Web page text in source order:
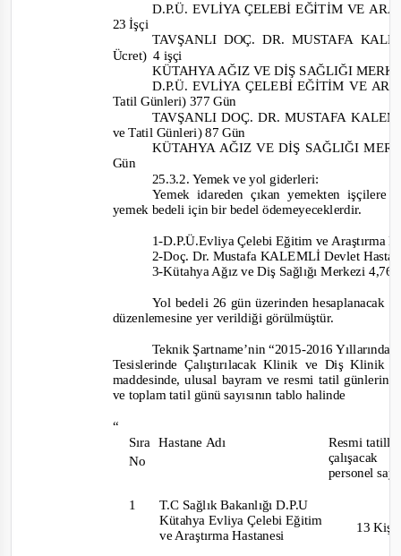
D.P.Ü. EVLİYA ÇELEBİ EĞİTİM VE
23 İşçi
TAVŞANLI DOÇ. DR. MUSTAFA
Ücret) 4 işçi
KÜTAHYA AĞIZ VE DİŞ SAĞLIĞI
D.P.Ü. EVLİYA ÇELEBİ EĞİTİM VE
Tatil Günleri) 377 Gün
TAVŞANLI DOÇ. DR. MUSTAFA
ve Tatil Günleri) 87 Gün
KÜTAHYA AĞIZ VE DİŞ SAĞLIĞI
Gün
25.3.2. Yemek ve yol giderleri:
Yemek idareden çıkan yemekten
yemek bedeli için bir bedel ödemeyeceklerdir.
1-D.P.Ü.Evliya Çelebi Eğitim ve Araştırma
2-Doç. Dr. Mustafa KALEMLİ Devlet
3-Kütahya Ağız ve Diş Sağlığı Merkezi
Yol bedeli 26 gün üzerinden hesaplanacak
düzenlemesine yer verildiği görülmüştür.
Teknik Şartname’nin “2015-2016 Yıllarında
Tesislerinde Çalıştırılacak Klinik ve Diş Klinik
maddesinde, ulusal bayram ve resmi tatil
ve toplam tatil günü sayısının tablo halinde
“
Sıra Hastane Adı
Resmi
personel
No
1
T.C Sağlık Bakanlığı D.P.U
Kütahya Evliya Çelebi Eğitim
ve Araştırma Hastanesi
13